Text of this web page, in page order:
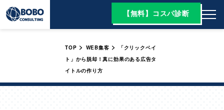
【無料】コスパ診断
TOP > WEB集客 >
「クリックベイ
ト」から脱却！真に効果のある広告タ
イトルの作り方